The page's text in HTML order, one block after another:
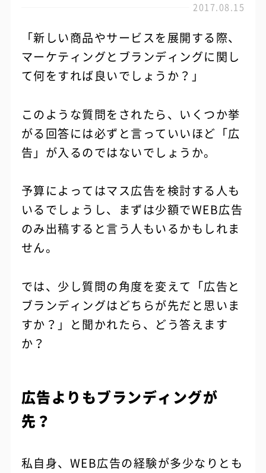
2017.08.15
「新しい商品やサービスを展開する際、
マーケティングとブランディングに関し
て何をすれば良いでしょうか？」
このような質問をされたら、いくつか挙
がる回答には必ずと言っていいほど「広
告」が入るのではないでしょうか。
予算によってはマス広告を検討する人も
いるでしょうし、まずは少額でWEB広告
のみ出稿すると言う人もいるかもしれま
せん。
では、少し質問の角度を変えて「広告と
ブランディングはどちらが先だと思いま
すか？」と聞かれたら、どう答えます
か？
広告よりもブランディングが
先？
私自身、WEB広告の経験が多少なりとも